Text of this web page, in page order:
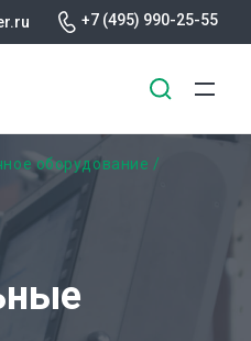
+7 (495) 990-25-55
оборудование